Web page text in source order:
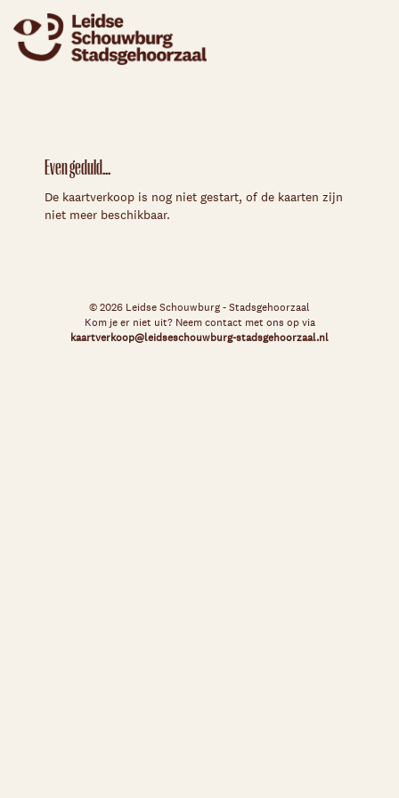
Even geduld...
De kaartverkoop is nog niet gestart, of de kaarten zijn
niet meer beschikbaar.
© 2026 Leidse Schouwburg - Stadsgehoorzaal
Kom je er niet uit? Neem contact met ons op via
kaartverkoop@leidseschouwburg-stadsgehoorzaal.nl